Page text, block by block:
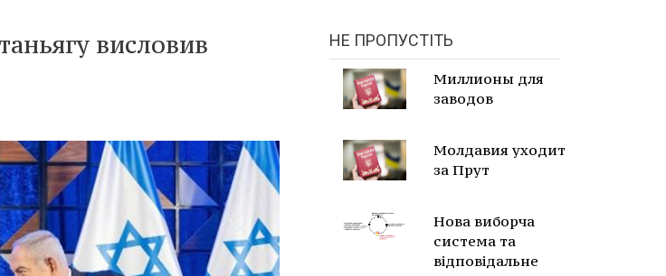
висловив
НЕ ПРОПУСТІТЬ
Миллионы для
заводов
Молдавия уходит
за Прут
Нова виборча
система та
відповідальне